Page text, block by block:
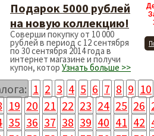
Подарок 5000 рублей
на новую коллекцию!
Соверши покупку от 10 000
рублей в период с 12 сентября
по 30 сентября 2014 года в
интернет магазине и получи
купон, котор Узнать больше >>
1 2 3 4 5 6 7 8 9 10
19 20 21 22 23 24 25 26
35 36 37 38 39 40 41 42